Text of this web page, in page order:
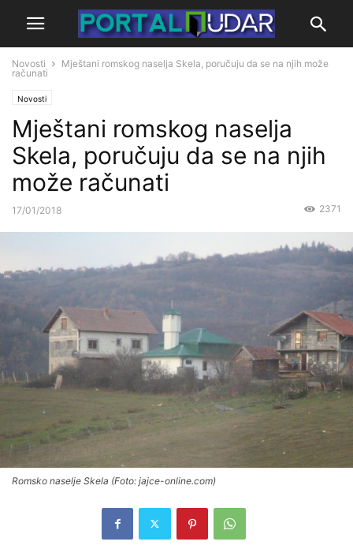
Novosti
Mještani romskog naselja Skela, poručuju da se na njih može
računati
Novosti
Mještani romskog naselja
Skela, poručuju da se na njih
može računati
17/01/2018 2371
Romsko naselje Skela (Foto: jajce-online.com)